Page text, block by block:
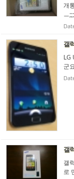
개
ㅡ
서
하
하
하
하
갤
LG
군
있
갤
갤
로